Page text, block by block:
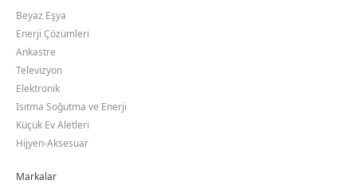
Beyaz Eşya
Enerji Çözümleri
Ankastre
Televizyon
Elektronik
Isıtma Soğutma ve Enerji
Küçük Ev Aletleri
Hijyen-Aksesuar
Markalar